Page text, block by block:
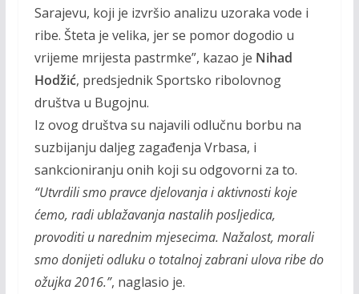
Sarajevu, koji je izvršio analizu uzoraka vode i
ribe. Šteta je velika, jer se pomor dogodio u
vrijeme mrijesta pastrmke”, kazao je Nihad
Hodžić, predsjednik Sportsko ribolovnog
društva u Bugojnu.
Iz ovog društva su najavili odlučnu borbu na
suzbijanju daljeg zagađenja Vrbasa, i
sankcioniranju onih koji su odgovorni za to.
“Utvrdili smo pravce djelovanja i aktivnosti koje
ćemo, radi ublažavanja nastalih posljedica,
provoditi u narednim mjesecima. Nažalost, morali
smo donijeti odluku o totalnoj zabrani ulova ribe do
ožujka 2016.”, naglasio je.